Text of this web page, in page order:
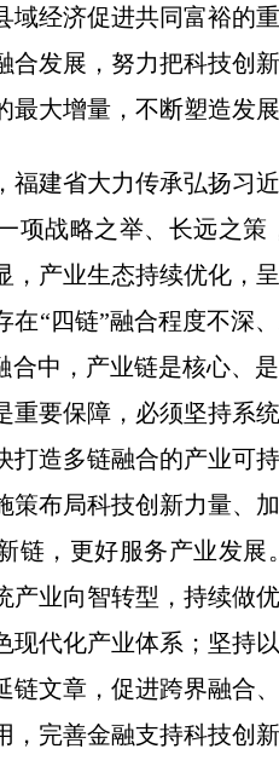
域经济促进共同富裕的
合发展，努力把科技创
最大增量，不断塑造发
福建省大力传承弘扬习
项战略之举、长远之
，产业生态持续优化，
在“四链”融合程度不深
合中，产业链是核心、
重要保障，必须坚持系
打造多链融合的产业可
策布局科技创新力量、
链，更好服务产业发
产业向智转型，持续做
现代化产业体系；坚持
链文章，促进跨界融合
，完善金融支持科技创